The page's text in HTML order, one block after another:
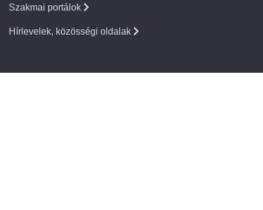
Szakmai portálok
Hírlevelek, közösségi oldalak